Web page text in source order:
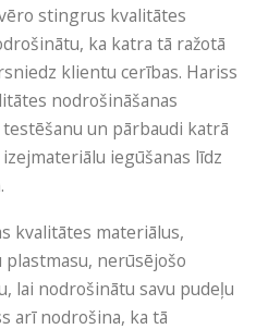
stingrus kvalitātes
ka katra tā ražotā
klientu cerības. Hariss
nodrošināšanas
un pārbaudi katrā
iegūšanas līdz
kvalitātes materiālus,
nerūsējošo
lai nodrošinātu savu pudeļu
arī nodrošina, ka tā